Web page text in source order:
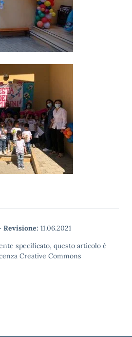
Revisione: 11.06.2021
specificato, questo articolo è
Creative Commons